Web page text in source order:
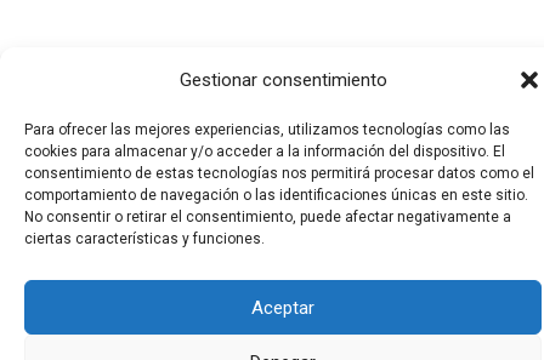
Gestionar consentimiento
Para ofrecer las mejores experiencias, utilizamos tecnologías como las
cookies para almacenar y/o acceder a la información del dispositivo. El
consentimiento de estas tecnologías nos permitirá procesar datos como el
comportamiento de navegación o las identificaciones únicas en este sitio.
No consentir o retirar el consentimiento, puede afectar negativamente a
ciertas características y funciones.
Aceptar